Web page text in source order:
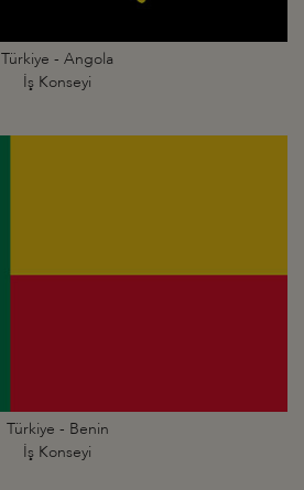
Türkiye - Angola
İş Konseyi
Türkiye - Benin
İş Konseyi